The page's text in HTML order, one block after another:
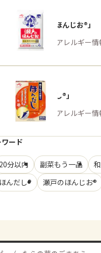
「瀬戸のほんじお®」
商品・アレルギー情
「ほんだし®」
商品・アレルギー情
ード
20分以内 副菜もう一品
ほんだし®
瀬戸のほんじお®